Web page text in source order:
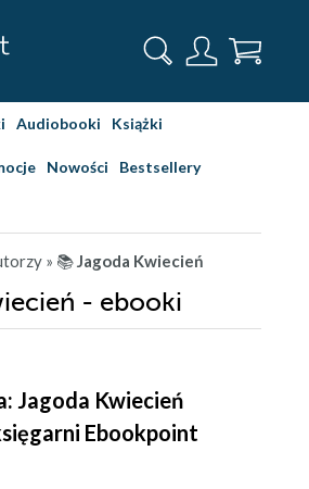
Audiobooki Książki
Nowości Bestsellery
» 📚Jagoda Kwiecień
- ebooki
Jagoda Kwiecień
Ebookpoint